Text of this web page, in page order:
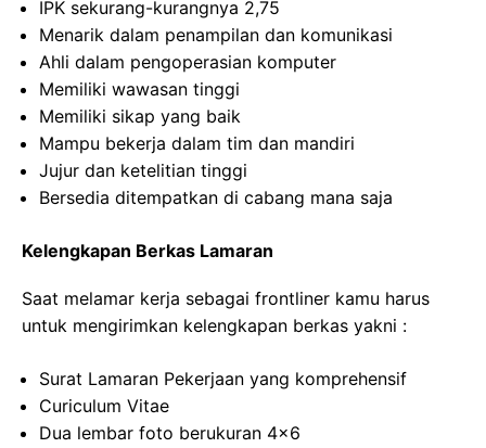
IPK sekurang-kurangnya 2,75
Menarik dalam penampilan dan komunikasi
Ahli dalam pengoperasian komputer
Memiliki wawasan tinggi
Memiliki sikap yang baik
Mampu bekerja dalam tim dan mandiri
Jujur dan ketelitian tinggi
Bersedia ditempatkan di cabang mana saja
Kelengkapan Berkas Lamaran
Saat melamar kerja sebagai frontliner kamu harus
untuk mengirimkan kelengkapan berkas yakni :
Surat Lamaran Pekerjaan yang komprehensif
Curiculum Vitae
Dua lembar foto berukuran 4×6